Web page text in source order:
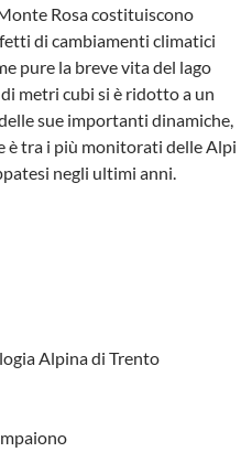
Rosa costituiscono
di cambiamenti climatici
pure la breve vita del lago
metri cubi si è ridotto a un
sue importanti dinamiche,
tra i più monitorati delle Alpi
negli ultimi anni.
Alpina di Trento